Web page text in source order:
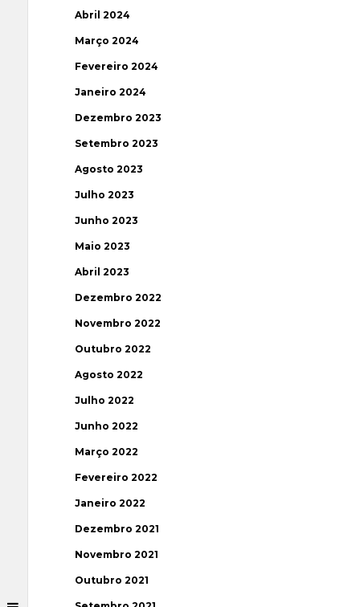
Abril 2024
Março 2024
Fevereiro 2024
Janeiro 2024
Dezembro 2023
Setembro 2023
Agosto 2023
Julho 2023
Junho 2023
Maio 2023
Abril 2023
Dezembro 2022
Novembro 2022
Outubro 2022
Agosto 2022
Julho 2022
Junho 2022
Março 2022
Fevereiro 2022
Janeiro 2022
Dezembro 2021
Novembro 2021
Outubro 2021